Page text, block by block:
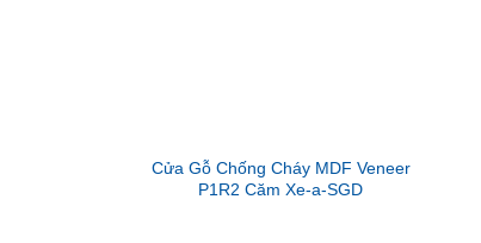
Cửa Gỗ Chống Cháy MDF Veneer
P1R2 Căm Xe-a-SGD